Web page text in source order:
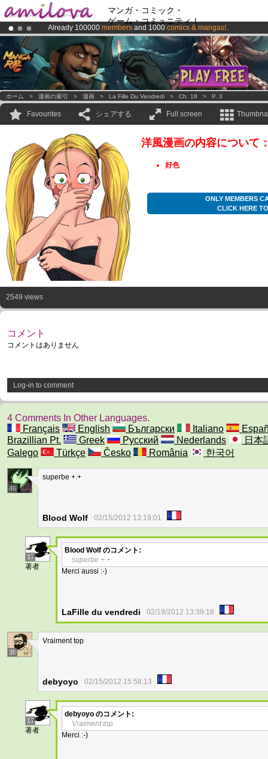
マンガ・コミック・
ゲーム・コミュニティ！
Already 100000 members and 1000 comics & mangas!.
Premium membership from3.95 eurosper month !Get membership
AmilovaKickstarter is now LIVE!.
ホーム > 漫画の索引 > 漫画 > La Fille Du Vendredi > Ch. 18 > P. 3
Favourites シェアする Full screen
洋風漫画の内容について
好色
ONLY MEMBERS
CLICK HERE
2549 views
コメント
コメントはありません
Log-in to comment
4 Comments In Other Languages.
Français
English Български Italiano
Brazillian Pt.
Greek Русский Nederlands
日本
Galego
Türkçe Česko România 한국어
46
superbe +.+
Blood Wolf 02/15/2012 13:19:01
17
著者
Blood Wolf のコメント:
superbe +.+
Merci aussi :-)
LaFille du vendredi 02/19/2012 13:39:18
35
Vraiment top
debyoyo 02/15/2012 15:58:13
17
著者
debyoyo のコメント:
Vraiment top
Merci :-)